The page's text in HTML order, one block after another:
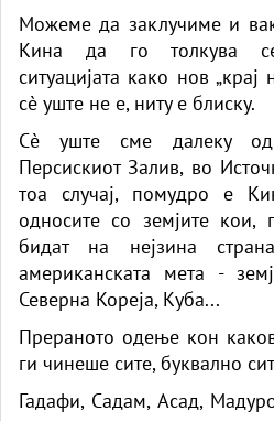
Можеме да заклучиме и
Кина да го толкува
ситуацијата како нов „крај
сè уште не е, ниту е блиску.
Сè уште сме далеку од
Персискиот Залив, во
тоа случај, помудро е
односите со земјите кои,
бидат на нејзина
американската мета -
Северна Кореја, Куба...
Прераното одење кон
ги чинеше сите, буквално
Гадафи, Садам, Асад,